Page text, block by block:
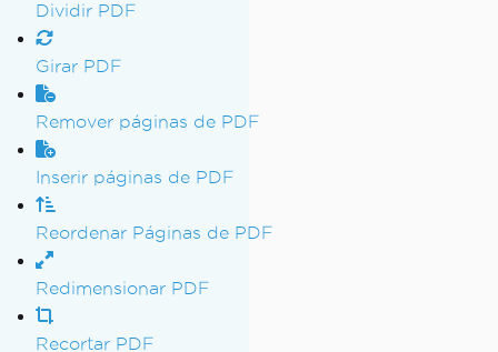
Dividir PDF
Girar PDF
Remover páginas de PDF
Inserir páginas de PDF
Reordenar Páginas de PDF
Redimensionar PDF
Recortar PDF